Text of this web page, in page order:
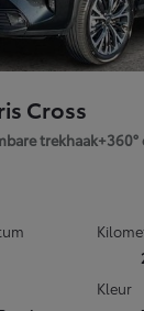
Cross
trekhaak+360°
Kleur